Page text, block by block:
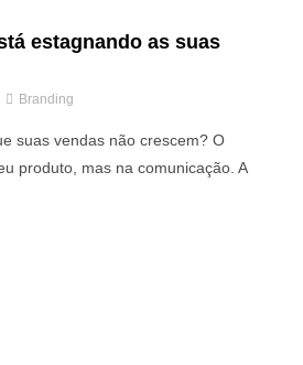
estagnando as suas
Branding
suas vendas não crescem? O
produto, mas na comunicação. A